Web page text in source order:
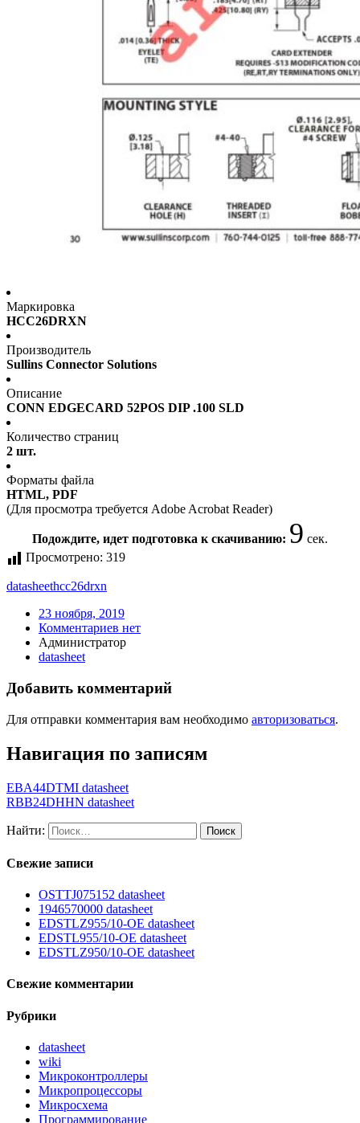
Маркировка
HCC26DRXN
Производитель
Sullins Connector Solutions
Описание
CONN EDGECARD 52POS DIP .100 SLD
Количество страниц
2 шт.
Форматы файла
HTML, PDF
(Для просмотра требуется Adobe Acrobat Reader)
Подождите, идет подготовка к скачиванию: 9 сек.
Просмотрено: 319
datasheethcc26drxn
23 ноября, 2019
Комментариев нет
Администратор
datasheet
Добавить комментарий
Для отправки комментария вам необходимо авторизоваться.
Навигация по записям
EBA44DTMI datasheet
RBB24DHHN datasheet
Найти:
Свежие записи
OSTTJ075152 datasheet
1946570000 datasheet
EDSTLZ955/10-OE datasheet
EDSTL955/10-OE datasheet
EDSTLZ950/10-OE datasheet
Свежие комментарии
Рубрики
datasheet
wiki
Микроконтроллеры
Микропроцессоры
Микросхема
Программирование